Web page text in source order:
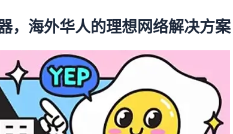
，海外华人的理想网络解决方案